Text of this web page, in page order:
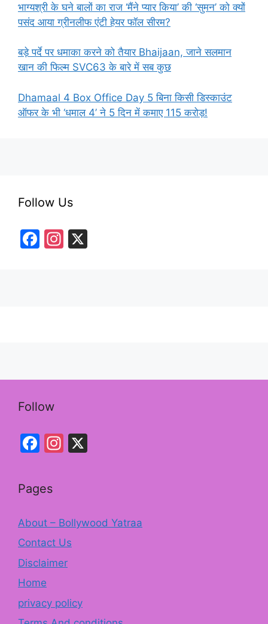
भाग्यश्री के घने बालों का राज ‘मैंने प्यार किया’ की ‘सुमन’ को क्यों
पसंद आया ग्रीनलीफ एंटी हेयर फॉल सीरम?
बड़े पर्दे पर धमाका करने को तैयार Bhaijaan, जाने सलमान
खान की फिल्म SVC63 के बारे में सब कुछ
Dhamaal 4 Box Office Day 5 बिना किसी डिस्काउंट
ऑफर के भी ‘धमाल 4’ ने 5 दिन में कमाए 115 करोड़!
Follow Us
F
In
Follow
Facebook
Instagram
Pages
About – Bollywood Yatraa
Contact Us
Disclaimer
Home
privacy policy